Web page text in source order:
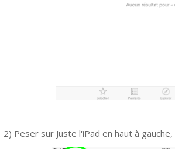
2) Peser sur Juste l'iPad en haut à